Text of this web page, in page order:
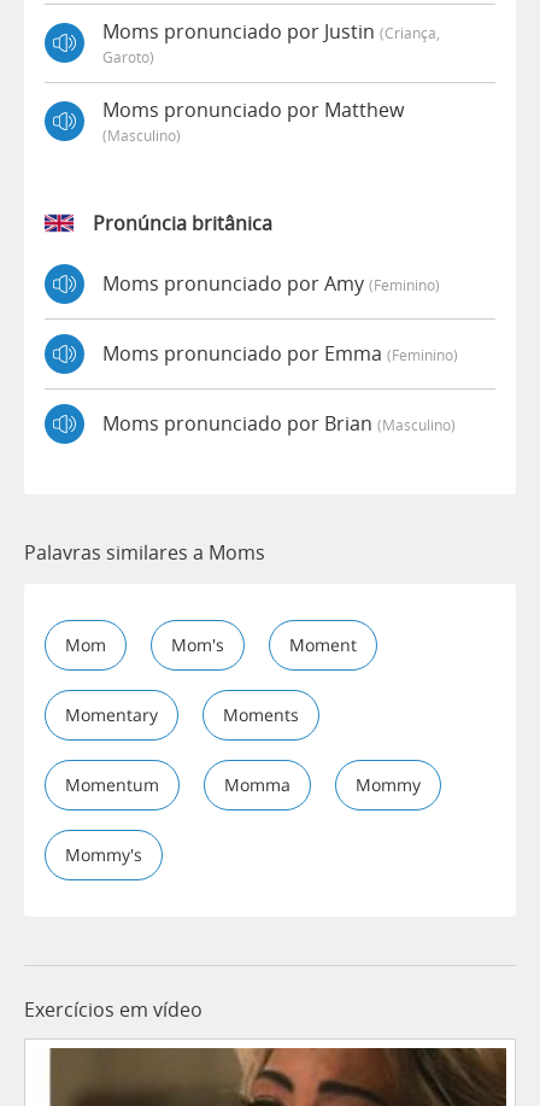
Moms pronunciado por Justin (criança,
Garoto)
Moms pronunciado por Matthew
(masculino)
Pronúncia britânica
Moms pronunciado por Amy (feminino)
Moms pronunciado por Emma (feminino)
Moms pronunciado por Brian (masculino)
Palavras similares a Moms
Mom Mom's Moment
Momentary Moments
Momentum Momma Mommy
Mommy's
Exercícios em vídeo